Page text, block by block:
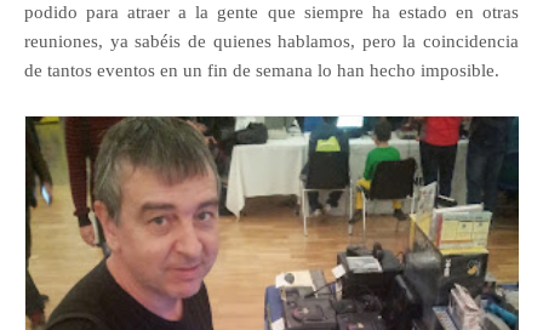
podido para atraer a la gente que siempre ha estado en otras
reuniones, ya sabéis de quienes hablamos, pero la coincidencia
de tantos eventos en un fin de semana lo han hecho imposible.